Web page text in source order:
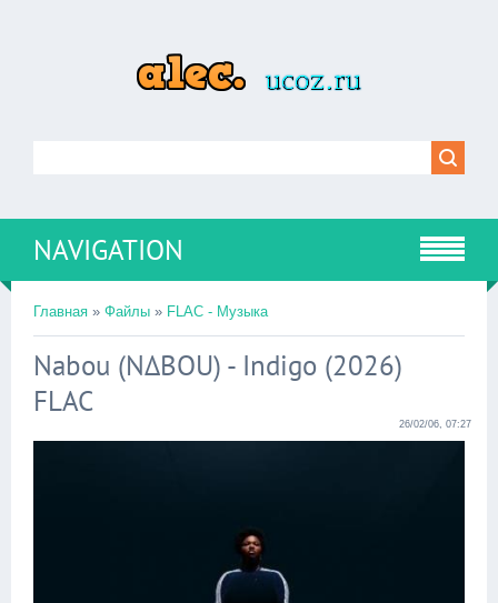
NAVIGATION
Главная » Файлы » FLAC - Музыка
Nabou (N∆BOU) - Indigo (2026)
FLAC
26/02/06, 07:27